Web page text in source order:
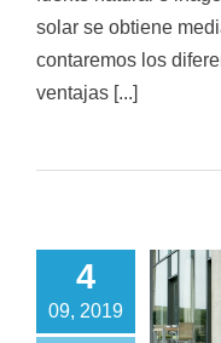
solar se obtiene
contaremos los
ventajas [...]
4
09, 2019
a ahorrar
la Aerotermia